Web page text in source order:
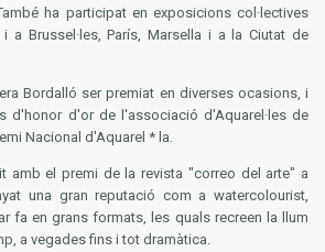
ha participat en exposicions col·lectives
a Brussel·les, París, Marsella i a la Ciutat de
Bordalló ser premiat en diverses ocasions, i
d'honor d'or de l'associació d'Aquarel·les de
Nacional d'Aquarel * la.
amb el premi de la revista "correo del arte" a
una gran reputació com a watercolourist,
fa en grans formats, les quals recreen la llum
a vegades fins i tot dramàtica.